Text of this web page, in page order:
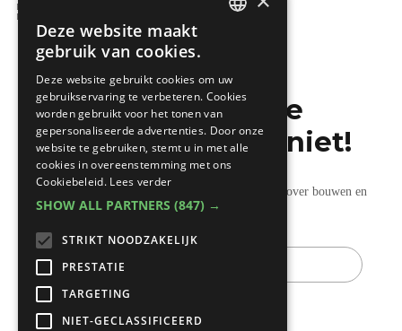
De woonkamer
De keuken
Mis de laatste
bouwnieuwtjes niet!
Ontvang onze wekelijkse updates vol nuttige tips over bouwen en
verbouwen.
E-
mail
Deze website maakt
gebruik van cookies.
Deze website gebruikt cookies om uw
gebruikservaring te verbeteren. Cookies
worden gebruikt voor het tonen van
gepersonaliseerde advertenties. Door onze
website te gebruiken, stemt u in met alle
cookies in overeenstemming met ons
Cookiebeleid. Lees verder
SHOW ALL PARTNERS (847) →
STRIKT NOODZAKELIJK
PRESTATIE
TARGETING
NIET-GECLASSIFICEERD